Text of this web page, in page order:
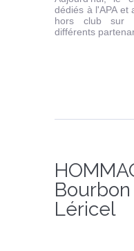
dédiés à l'APA et
hors club sur
différents
Léricel